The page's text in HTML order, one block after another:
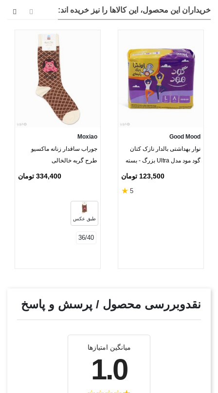
خریداران این محصول، این کالاها را نیز خریده اند:
Good Mood
نوار بهداشتی بالدار نازک کتان
گود مود مدل Ultra بزرگ - بسته
123,500 تومان
5
★
Moxiao
جوراب ساقدار زنانه ماکسیو
طرح گربه خالخالی
334,400 تومان
طبق عکس
36/40
نقدوبررسی محصول / پرسش و پاسخ
میانگین امتیازها
1.0